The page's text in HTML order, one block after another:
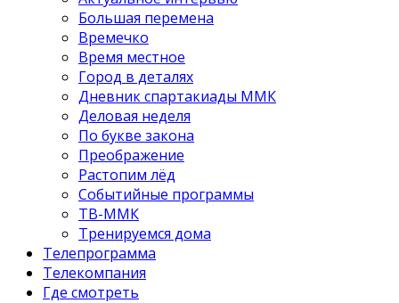
Большая перемена
Времечко
Время местное
Город в деталях
Дневник спартакиады ММК
Деловая неделя
По букве закона
Преображение
Растопим лёд
Событийные программы
ТВ-ММК
Тренируемся дома
Телепрограмма
Телекомпания
Где смотреть